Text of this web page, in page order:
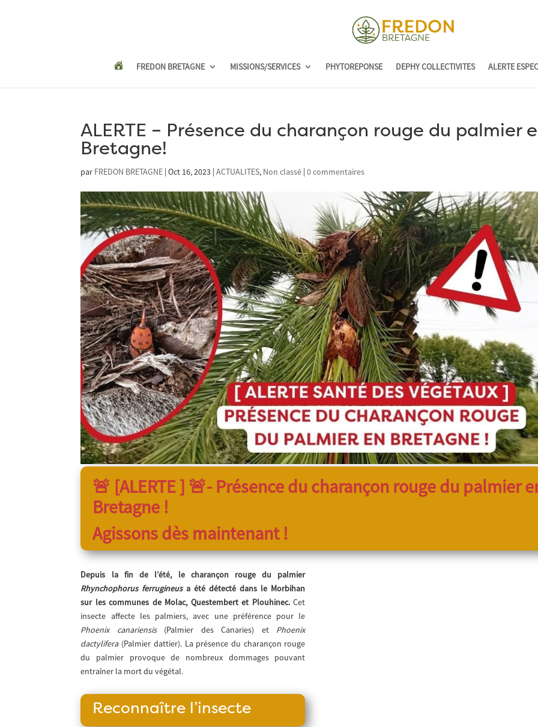
FREDON BRETAGNE MISSIONS/SERVICES PHYTOREPONSE DEPHY COLLECTIVITES ALERTE
ALERTE – Présence du charançon rouge du palmier
Bretagne!
par FREDON BRETAGNE |Oct 16, 2023 |ACTUALITES, Non classé |0 commentaires
🚨 [ALERTE ] 🚨-Présence du charançon rouge du palmier
Bretagne !
Agissons dès maintenant !
Depuis la fin de l’été, le charançon rouge du palmier
Rhynchophorus ferrugineusa été détecté dans le Morbihan
sur les communes de Molac, Questembert et Plouhinec.Cet
insecte affecte les palmiers, avec une préférence pour le
Phoenix canariensis(Palmier des Canaries) et Phoenix
dactylifera(Palmier dattier). La présence du charançon rouge
du palmier provoque de nombreux dommages pouvant
entraîner la mort du végétal.
Reconnaître l’insecte